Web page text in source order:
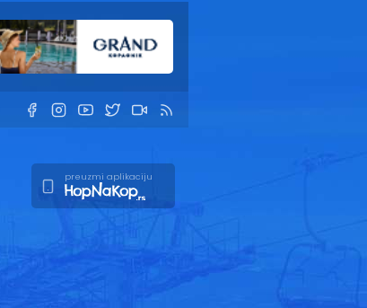
preuzmi aplikaciju